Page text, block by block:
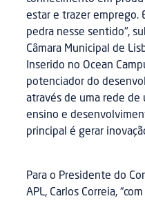
estar e trazer emprego.
pedra nesse sentido",
Câmara Municipal de
Inserido no Ocean
potenciador do
através de uma rede de
ensino e
principal é gerar
Para o Presidente do
APL, Carlos Correia,